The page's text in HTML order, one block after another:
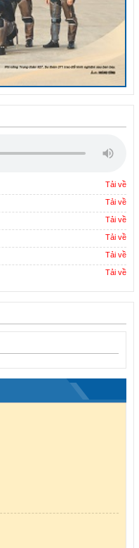
Tải về
Tải về
Tải về
Tải về
Tải về
Tải về